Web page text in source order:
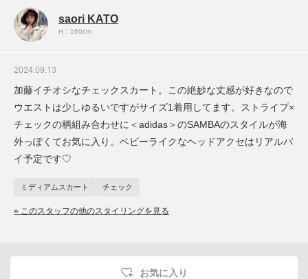
saori KATO
H：160cm
2024.09.13
加藤イチオシなチェックスカート。この絶妙な丈感が好きなので
ウエストは少しゆるいですがサイズ1着用してます。ストライプ×
チェックの柄組み合わせに＜adidas＞のSAMBAのスタイルが海
外っぽくてお気に入り。ベビーライクなヘッドアクセはリアルバ
イ予定です♡
ミディアムスカート チェック
» このスタッフの他のスタイリングを見る
お気に入り